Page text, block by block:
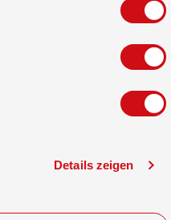
Details zeigen